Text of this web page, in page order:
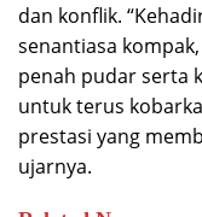
dan konflik.
senantiasa
penah pudar serta
untuk terus
prestasi yang
ujarnya.